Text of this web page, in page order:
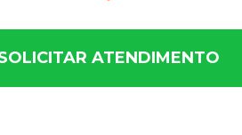
ATENDIMENTO